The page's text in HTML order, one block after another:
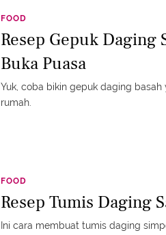
FOOD
Resep Gepuk Daging
Buka Puasa
Yuk, coba bikin gepuk daging
rumah.
FOOD
Resep Tumis Daging
Ini cara membuat tumis daging